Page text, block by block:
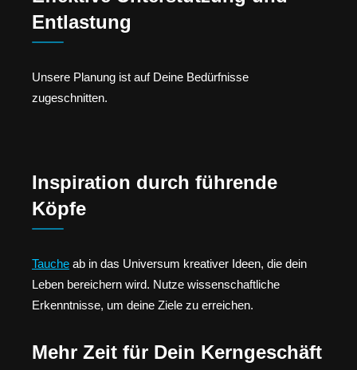
Entlastung
Unsere Planung ist auf Deine Bedürfnisse
zugeschnitten.
Inspiration durch führende
Köpfe
Tauche ab in das Universum kreativer Ideen, die dein
Leben bereichern wird. Nutze wissenschaftliche
Erkenntnisse, um deine Ziele zu erreichen.
Mehr Zeit für Dein Kerngeschäft